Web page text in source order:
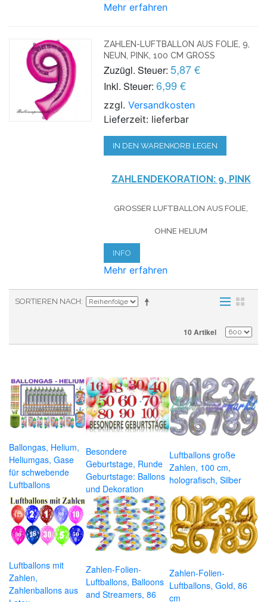
Mehr erfahren
ZAHLEN-LUFTBALLON AUS FOLIE, 9,
NEUN, PINK, 100 CM GROSS
Zuzügl. Steuer: 5,87 €
Inkl. Steuer: 6,99 €
zzgl.Versandkosten
Lieferzeit: lieferbar
IN DEN WARENKORB LEGEN
ZAHLENDEKORATION: 9, PINK
GROSSER LUFTBALLON AUS FOLIE, O
HNE HELIUM
INFO
Mehr erfahren
SORTIEREN NACH
10 Artikel
Ballongas, Helium,
Heliumgas, Gase
für schwebende
Luftballons
Besondere
Geburtstage, Runde
Geburtstage: Ballons
und Dekoration
Luftballons große
Zahlen, 100 cm,
holografisch, Silber
Luftballons mit
Zahlen,
Zahlenballons aus
Zahlen-Folien-
Luftballons, Balloons
and Streamers, 86
Zahlen-Folien-
Luftballons, Gold, 86
cm